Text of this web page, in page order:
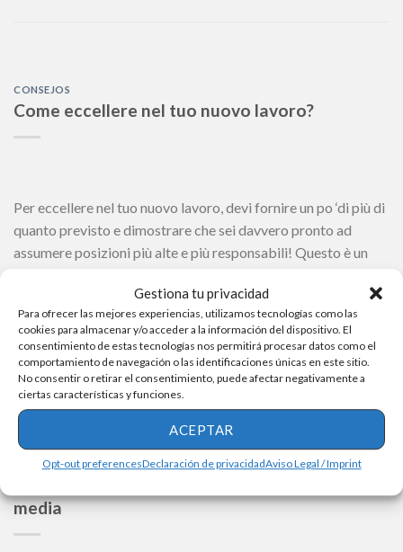
Gestiona tu privacidad
Para ofrecer las mejores experiencias, utilizamos tecnologías como las
cookies para almacenar y/o acceder a la información del dispositivo. El
consentimiento de estas tecnologías nos permitirá procesar datos como el
comportamiento de navegación o las identificaciones únicas en este sitio.
No consentir o retirar el consentimiento, puede afectar negativamente a
ciertas características y funciones.
ACEPTAR
Opt-out preferencesDeclaración de privacidadAviso Legal / Imprint
CONSEJOS
Come eccellere nel tuo nuovo lavoro?
Per eccellere nel tuo nuovo lavoro, devi fornire un po ‘di più di
quanto previsto e dimostrare che sei davvero pronto ad
assumere posizioni più alte e più responsabili! Questo è un
sono i trucchi più appropriati per riuscire ad attirare
l’attenzione dei propri superiori senza apparire […]
SIGUE LEYENDO
CONSEJOS
media